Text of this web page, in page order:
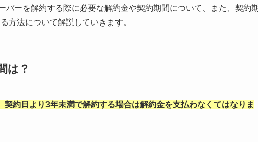
バーを解約する際に必要な解約金や契約期間について、また、契約
方法について解説していきます。
は？
約日より3年未満で解約する場合は解約金を支払わなくてはなりま